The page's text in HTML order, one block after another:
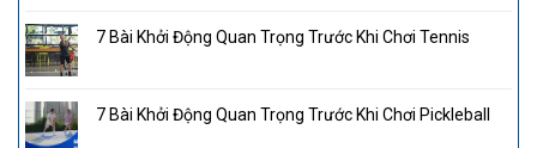
7 Bài Khởi Động Quan Trọng Trước Khi Chơi Tennis
7 Bài Khởi Động Quan Trọng Trước Khi Chơi Pickleball